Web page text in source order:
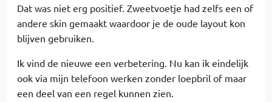
Dat was niet erg positief. Zweetvoetje had zelfs een of
andere skin gemaakt waardoor je de oude layout kon
blijven gebruiken.
Ik vind de nieuwe een verbetering. Nu kan ik eindelijk
ook via mijn telefoon werken zonder loepbril of maar
een deel van een regel kunnen zien.